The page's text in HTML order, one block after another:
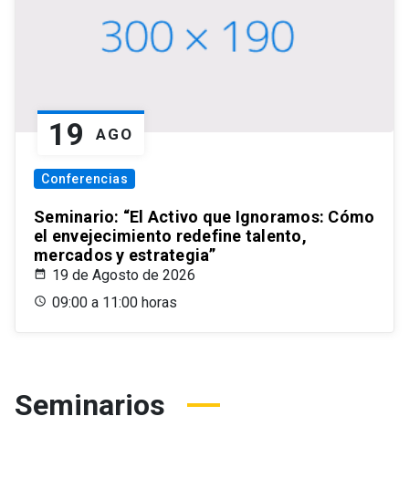
19 AGO
Conferencias
Seminario: “El Activo que Ignoramos: Cómo
el envejecimiento redefine talento,
mercados y estrategia”
19 de Agosto de 2026
09:00 a 11:00 horas
Seminarios